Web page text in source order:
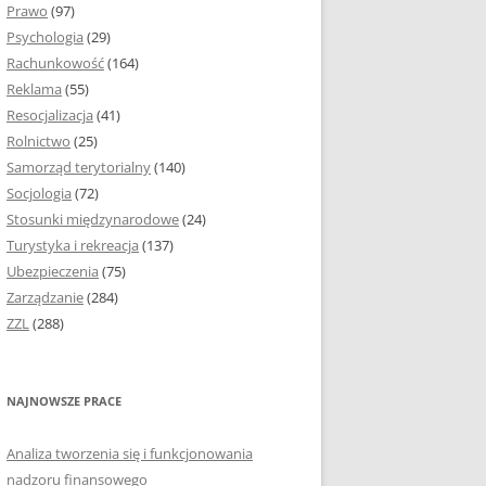
PODROZDZIAŁY
PRACY
TABEL I
ORAZ WYKRESY
POMOGĄ CI
Prawo (97)
Psychologia (29)
Rachunkowość(164)
Reklama (55)
Resocjalizacja (41)
Rolnictwo (25)
Samorząd terytorialny(140)
Socjologia (72)
Stosunki międzynarodowe(24)
Turystyka i rekreacja (137)
Ubezpieczenia (75)
Zarządzanie(284)
ZZL(288)
NAJNOWSZE PRACE
Analiza tworzenia się i funkcjonowania
nadzoru finansowego